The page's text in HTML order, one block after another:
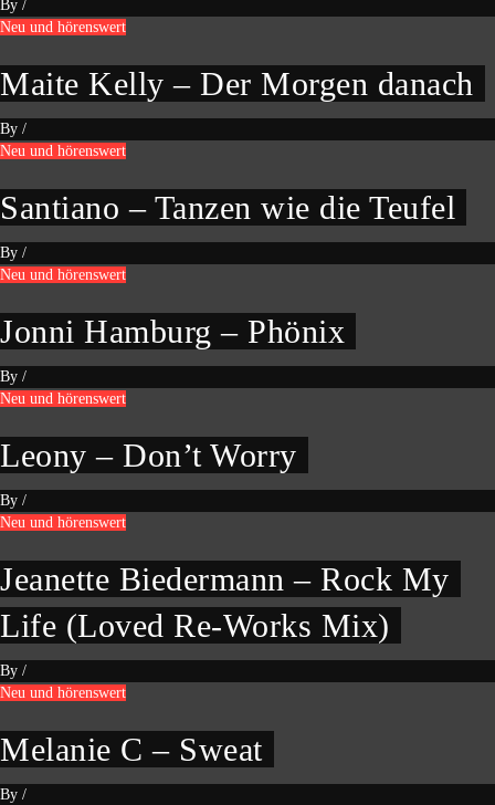
By /
Neu und hörenswert
Maite Kelly – Der Morgen danach
By /
Neu und hörenswert
Santiano – Tanzen wie die Teufel
By /
Neu und hörenswert
Jonni Hamburg – Phönix
By /
Neu und hörenswert
Leony – Don’t Worry
By /
Neu und hörenswert
Jeanette Biedermann – Rock My
Life (Loved Re-Works Mix)
By /
Neu und hörenswert
Melanie C – Sweat
By /